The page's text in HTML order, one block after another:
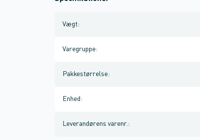
Vægt:
Varegruppe:
Pakkestørrelse:
Enhed :
Leverandørens varenr. :